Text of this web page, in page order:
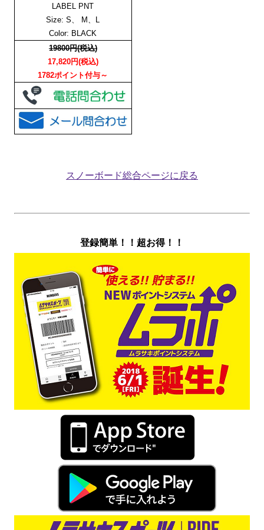
LABEL PNT
Size: S、 M、L
Color: BLACK
19800円(税込)
17,820円(税込)
1782ポイント付与～
スノーボード総合ページに戻る
登録簡単！！超お得！！